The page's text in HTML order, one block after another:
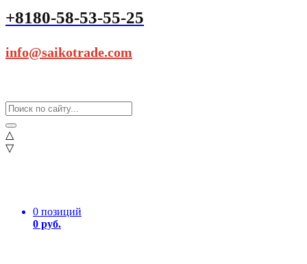
+8180-58-53-55-25
info@saikotrade.com
△
▽
0 позиций
0 руб.